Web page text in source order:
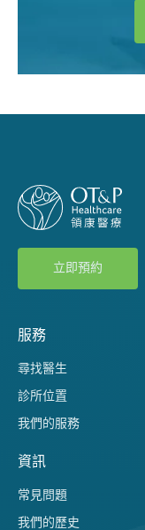
立即預約
服務
尋找醫生
診所位置
我們的服務
資訊
常見問題
我們的歷史